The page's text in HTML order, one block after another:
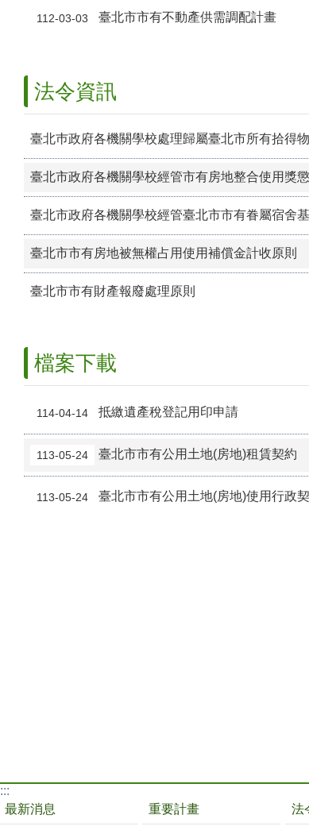
112-03-03 臺北市市有不動產供需調配計畫
法令資訊
臺北巿政府各機關學校處理歸屬臺北市所有拾得
臺北市政府各機關學校經管市有房地整合使用獎
臺北市政府各機關學校經管臺北市市有眷屬宿舍
臺北市市有房地被無權占用使用補償金計收原則
臺北市市有財產報廢處理原則
檔案下載
114-04-14 抵繳遺產稅登記用印申請
113-05-24 臺北市市有公用土地(房地)租賃契約
113-05-24 臺北市市有公用土地(房地)使用行政
:::
最新消息
重要計畫 法